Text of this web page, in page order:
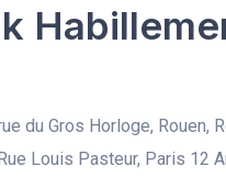
du Gros Horloge, Rouen,
Louis Pasteur, Paris 12